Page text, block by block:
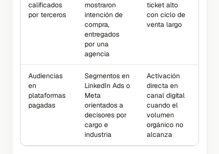
calificados
por terceros
mostraron
intención de
compra,
entregados
por una
agencia
ticket alto
con ciclo de
venta largo
Audiencias
en
plataformas
pagadas
Segmentos en
LinkedIn Ads o
Meta
orientados a
decisores por
cargo e
industria
Activación
directa en
canal digital
cuando el
volumen
orgánico no
alcanza